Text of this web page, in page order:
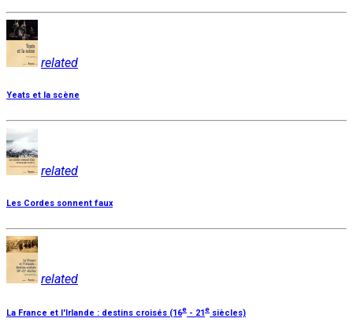
related
Yeats et la scène
related
Les Cordes sonnent faux
related
La France et l'Irlande : destins croisés (16e - 21 e siècles)